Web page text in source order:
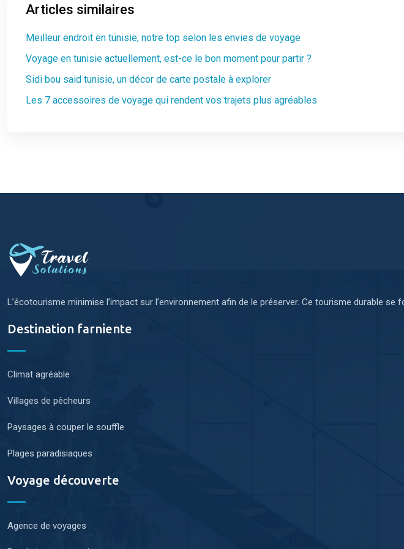
Articles similaires
Meilleur endroit en tunisie, notre top selon les envies de voyage
Voyage en tunisie actuellement, est-ce le bon moment pour partir ?
Sidi bou said tunisie, un décor de carte postale à explorer
Les 7 accessoires de voyage qui rendent vos trajets plus agréables
L’écotourisme minimise l’impact sur l’environnement afin de le préserver. Ce tourisme durable
Destination farniente
Climat agréable
Villages de pêcheurs
Paysages à couper le souffle
Plages paradisiaques
Voyage découverte
Agence de voyages